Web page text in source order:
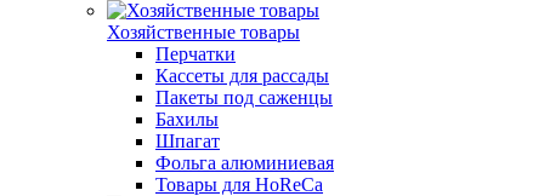
Хозяйственные товары
Перчатки
Кассеты для рассады
Пакеты под саженцы
Бахилы
Шпагат
Фольга алюминиевая
Товары для HoReCa